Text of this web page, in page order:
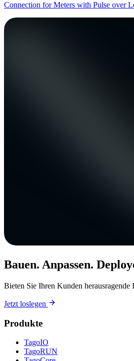
Connection for Meters with Pulse over
Bauen. Anpassen.
Bieten Sie Ihren Kunden
Jetzt loslegen
Produkte
TagoIO
TagoRUN